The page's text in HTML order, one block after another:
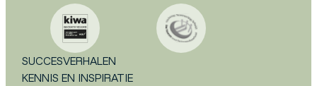
SUCCESVERHALEN
KENNIS EN INSPIRATIE